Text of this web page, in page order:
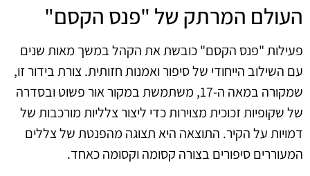
העולם המרתק של "פנס הקסם"
פעילות "פנס הקסם" כובשת את הקהל במשך מאות שנים
עם השילוב הייחודי של סיפור ואמנות חזותית. צורת בידור זו,
שמקורה במאה ה-17, משתמשת במקור אור פשוט ובסדרה
של שקופיות זכוכית מצוירות כדי ליצור צלליות מורכבות של
דמויות על הקיר. התוצאה היא תצוגה מהפנטת של צללים
המעוררים סיפורים בצורה קסומה וקסומה כאחד.